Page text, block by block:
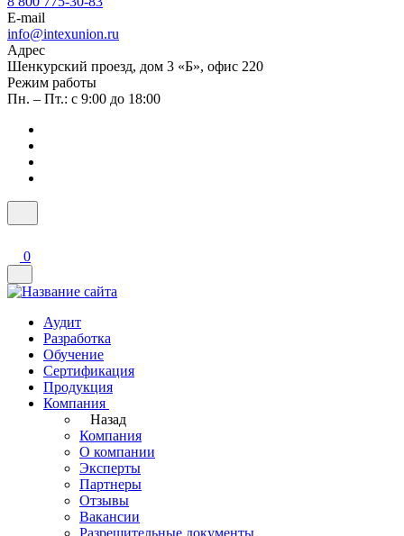
E-mail
info@intexunion.ru
Адрес
Шенкурский проезд, дом 3 «Б», офис 220
Режим работы
Пн. – Пт.: с 9:00 до 18:00
0
Аудит
Разработка
Обучение
Сертификация
Продукция
Компания
Назад
Компания
О компании
Эксперты
Партнеры
Отзывы
Вакансии
Разрешительные документы